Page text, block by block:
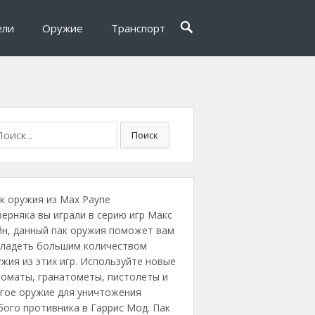
Оружие Транспорт
Поиск
оружия из Max Payne
вы играли в серию игр Макс
данный пак оружия поможет вам
большим количеством
из этих игр. Используйте новые
гранатометы, пистолеты и
оружие для уничтожения
противника в Гаррис Мод. Пак